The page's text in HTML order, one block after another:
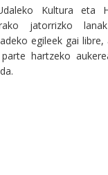
Kultura eta
jatorrizko
egileek gai
parte hartzeko